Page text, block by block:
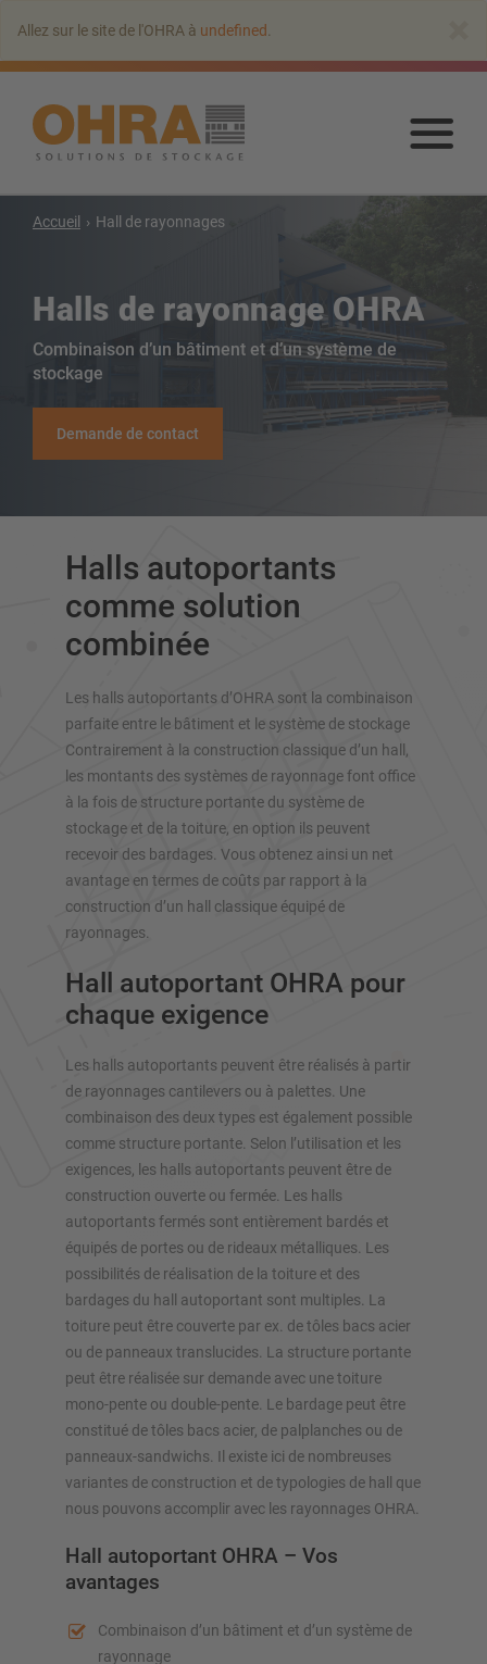
contenu
Allez sur le site de l'OHRA à undefined
Accueil Hall de rayonnages
Halls de rayonnage OHRA
Combinaison d’un bâtiment et d’un système de
stockage
Demande de contact
Halls autoportants
comme solution
combinée
Les halls autoportants d’OHRA sont la combinaison
parfaite entre le bâtiment et le système de stockage
Contrairement à la construction classique d’un hall,
les montants des systèmes de rayonnage font office
à la fois de structure portante du système de
stockage et de la toiture, en option ils peuvent
recevoir des bardages. Vous obtenez ainsi un net
avantage en termes de coûts par rapport à la
construction d’un hall classique équipé de
rayonnages.
Hall autoportant OHRA pour
chaque exigence
Les halls autoportants peuvent être réalisés à partir
de rayonnages cantilevers ou à palettes. Une
combinaison des deux types est également possible
comme structure portante. Selon l’utilisation et les
exigences, les halls autoportants peuvent être de
construction ouverte ou fermée. Les halls
autoportants fermés sont entièrement bardés et
équipés de portes ou de rideaux métalliques. Les
possibilités de réalisation de la toiture et des
bardages du hall autoportant sont multiples. La
toiture peut être couverte par ex. de tôles bacs acier
ou de panneaux translucides. La structure portante
peut être réalisée sur demande avec une toiture
mono-pente ou double-pente. Le bardage peut être
constitué de tôles bacs acier, de palplanches ou de
panneaux-sandwichs. Il existe ici de nombreuses
variantes de construction et de typologies de hall que
nous pouvons accomplir avec les rayonnages OHRA.
Hall autoportant OHRA – Vos
avantages
Combinaison d’un bâtiment et d’un système de
rayonnage
Cantilever avec toit
Cantilever mobile
Rayonnage cantilever pour charges longues
Autres rayonnages cantilever
SYSTÈMES DE STOCKAGE
Rayonnages á palettes
Rayonnages mobiles
Hall de rayonnages
Mezzanines
Planifiez votre système de rayonnage individuellement avec
nos configurateurs – y compris la demande directe
Configurer le rayonnage maintenant